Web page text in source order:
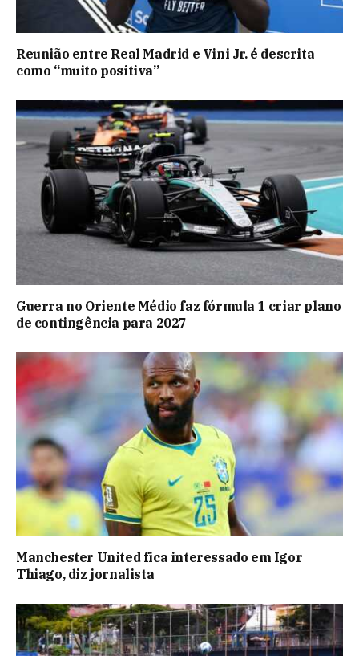
Reunião entre Real Madrid e Vini Jr. é descrita
como “muito positiva”
Guerra no Oriente Médio faz fórmula 1 criar plano
de contingência para 2027
Manchester United fica interessado em Igor
Thiago, diz jornalista